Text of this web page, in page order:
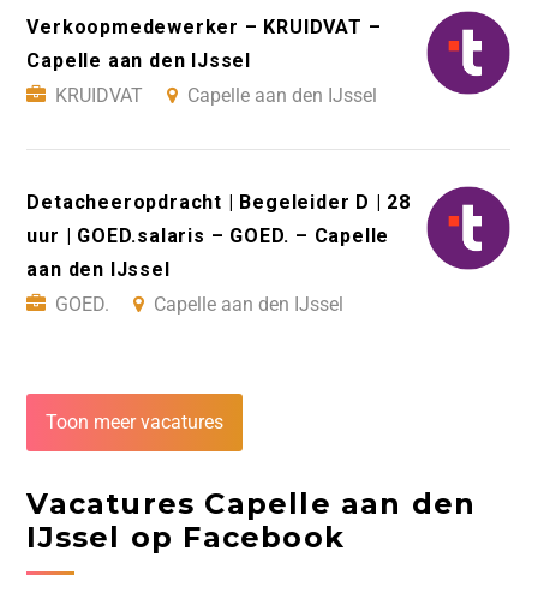
Verkoopmedewerker – KRUIDVAT –
Capelle aan den IJssel
KRUIDVAT
Capelle aan den IJssel
Detacheeropdracht | Begeleider D | 28
uur | GOED.salaris – GOED. – Capelle
aan den IJssel
GOED.
Capelle aan den IJssel
Toon meer vacatures
Vacatures Capelle aan den
IJssel op Facebook